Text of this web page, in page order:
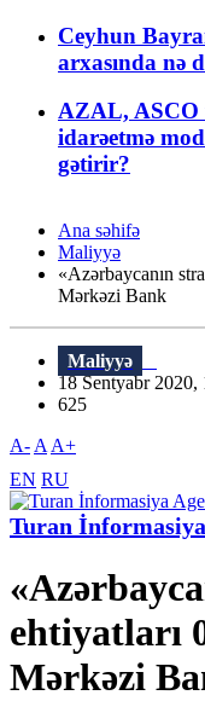
Ceyhun
arxasında nə
AZAL, ASCO
idarəetmə
gətirir?
Ana səhifə
Maliyyə
«Azərbaycanın
Mərkəzi Bank
Maliyyə
18 Sentyabr
625
A- A A+
EN RU
Turan
ehtiyatları
Mərkəzi